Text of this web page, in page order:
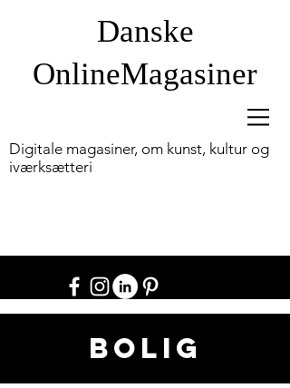
Danske
OnlineMagasiner
Digitale magasiner, om kunst, kultur og
iværksætteri
Bolig